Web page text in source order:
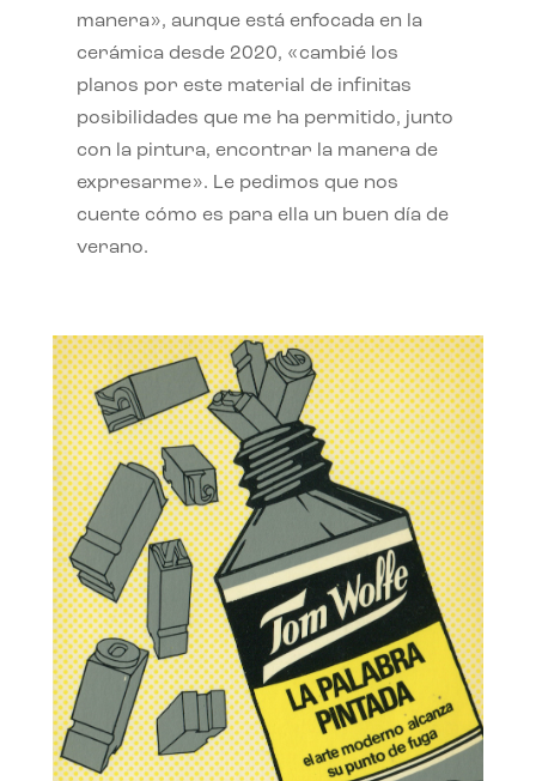
manera», aunque está enfocada en la
cerámica desde 2020, «cambié los
planos por este material de infinitas
posibilidades que me ha permitido, junto
con la pintura, encontrar la manera de
expresarme». Le pedimos que nos
cuente cómo es para ella un buen día de
verano.